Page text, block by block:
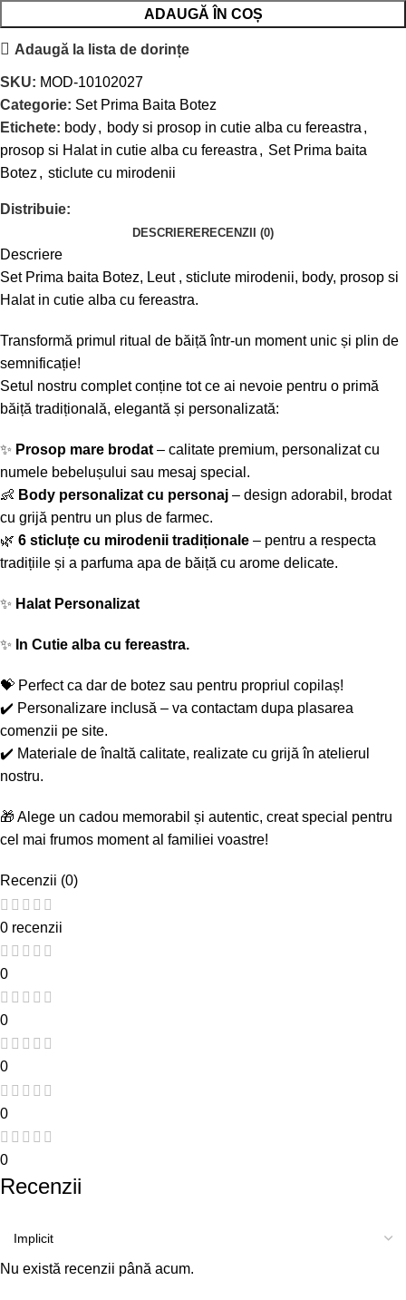
ADAUGĂ ÎN COȘ
Adaugă la lista de dorințe
SKU: MOD-10102027
Categorie: Set Prima Baita Botez
Etichete: body, body si prosop in cutie alba cu fereastra ,
prosop si Halat in cutie alba cu fereastra , Set Prima baita
Botez , sticlute cu mirodenii
Distribuie:
DESCRIERERECENZII (0)
Descriere
Set Prima baita Botez, Leut , sticlute mirodenii, body, prosop si
Halat in cutie alba cu fereastra.
Transformă primul ritual de băiță într-un moment unic și plin de
semnificație!
Setul nostru complet conține tot ce ai nevoie pentru o primă
băiță tradițională, elegantă și personalizată:
✨ Prosop mare brodat – calitate premium, personalizat cu
numele bebelușului sau mesaj special.
👶 Body personalizat cu personaj – design adorabil, brodat
cu grijă pentru un plus de farmec.
🌿 6 sticluțe cu mirodenii tradiționale – pentru a respecta
tradițiile și a parfuma apa de băiță cu arome delicate.
✨ Halat Personalizat
✨ In Cutie alba cu fereastra.
💝 Perfect ca dar de botez sau pentru propriul copilaș!
✔️ Personalizare inclusă – va contactam dupa plasarea
comenzii pe site.
✔️ Materiale de înaltă calitate, realizate cu grijă în atelierul
nostru.
🎁 Alege un cadou memorabil și autentic, creat special pentru
cel mai frumos moment al familiei voastre!
Recenzii (0)
0 recenzii
0
0
0
0
0
Recenzii
Nu există recenzii până acum.